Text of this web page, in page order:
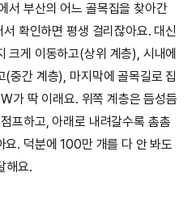
서 부산의 어느 골목집을 찾아간
확인하면 평생 걸리잖아요. 대신
크게 이동하고(상위 계층), 시내에
중간 계층), 마지막에 골목길로 집
가 딱 이래요. 위쪽 계층은 듬성듬
프하고, 아래로 내려갈수록 촘촘
요. 덕분에 100만 개를 다 안 봐도
해요.